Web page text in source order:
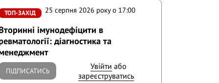
ТОП-ЗАХІД 25 серпня 2026 року o 17:00
імунодефіцити в
діагностика та
ПІДПИСАТИСЬ Увійти або
зареєструватись